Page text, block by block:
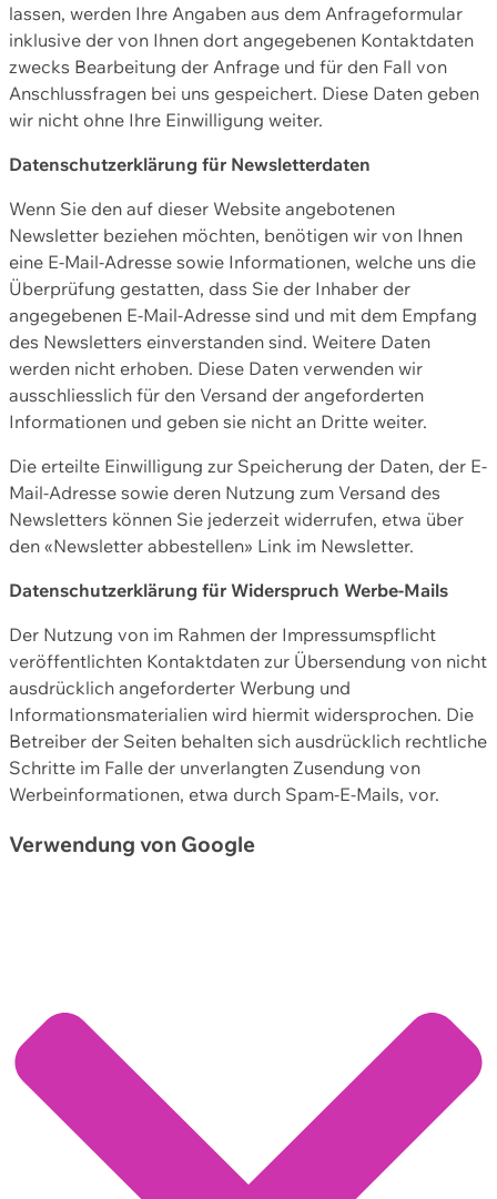
lassen, werden Ihre Angaben aus dem Anfrageformular
inklusive der von Ihnen dort angegebenen Kontaktdaten
zwecks Bearbeitung der Anfrage und für den Fall von
Anschlussfragen bei uns gespeichert. Diese Daten geben
wir nicht ohne Ihre Einwilligung weiter.
Datenschutzerklärung für Newsletterdaten
Wenn Sie den auf dieser Website angebotenen
Newsletter beziehen möchten, benötigen wir von Ihnen
eine E-Mail-Adresse sowie Informationen, welche uns die
Überprüfung gestatten, dass Sie der Inhaber der
angegebenen E-Mail-Adresse sind und mit dem Empfang
des Newsletters einverstanden sind. Weitere Daten
werden nicht erhoben. Diese Daten verwenden wir
ausschliesslich für den Versand der angeforderten
Informationen und geben sie nicht an Dritte weiter.
Die erteilte Einwilligung zur Speicherung der Daten, der E-
Mail-Adresse sowie deren Nutzung zum Versand des
Newsletters können Sie jederzeit widerrufen, etwa über
den «Newsletter abbestellen» Link im Newsletter.
Datenschutzerklärung für Widerspruch Werbe-Mails
Der Nutzung von im Rahmen der Impressumspflicht
veröffentlichten Kontaktdaten zur Übersendung von nicht
ausdrücklich angeforderter Werbung und
Informationsmaterialien wird hiermit widersprochen. Die
Betreiber der Seiten behalten sich ausdrücklich rechtliche
Schritte im Falle der unverlangten Zusendung von
Werbeinformationen, etwa durch Spam-E-Mails, vor.
Verwendung von Google